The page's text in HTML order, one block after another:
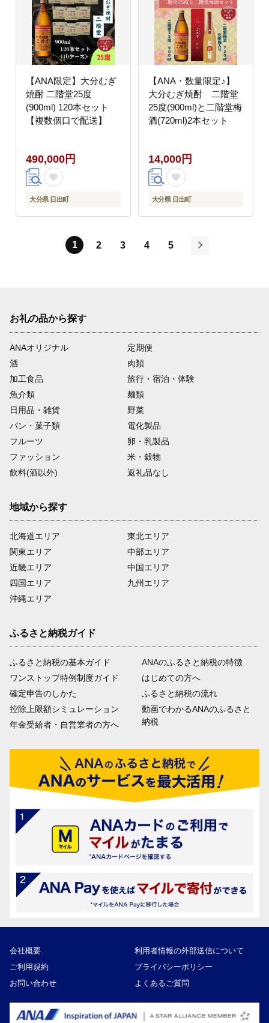
【ANA限定】大分むぎ
焼酎 二階堂25度
(900ml) 120本セット
【複数個口で配送】
490,000円
大分県 日出町
【ANA・数量限定♪】
大分むぎ焼酎 二階堂
25度(900ml)と二階堂梅
酒(720ml)2本セット
14,000円
大分県 日出町
1 2 3 4
5
お礼の品から探す
ANAオリジナル
定期便
酒
肉類
加工食品
旅行・宿泊・体験
魚介類
麺類
日用品・雑貨
野菜
パン・菓子類
電化製品
フルーツ
卵・乳製品
ファッション
米・穀物
飲料(酒以外)
返礼品なし
地域から探す
北海道エリア
関東エリア
近畿エリア
四国エリア
沖縄エリア
東北エリア
中部エリア
中国エリア
九州エリア
ふるさと納税ガイド
ふるさと納税の基本ガイド
ワンストップ特例制度ガイド
確定申告のしかた
控除上限額シミュレーション
年金受給者・自営業者の方へ
ANAのふるさと納税の特徴
はじめての方へ
ふるさと納税の流れ
動画でわかるANAのふるさと
納税
会社概要
利用者情報の外部送信について
ご利用規約
プライバシーポリシー
お問い合わせ
よくあるご質問